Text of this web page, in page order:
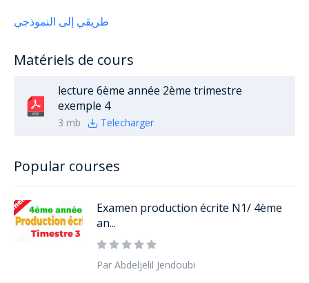
طريقي إلى النموذجي
Matériels de cours
lecture 6ème année 2ème trimestre
exemple 4
3 mb Telecharger
Popular courses
Examen production écrite N1/ 4ème
an...
Par Abdeljelil Jendoubi